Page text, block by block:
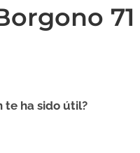
71
te ha sido útil?